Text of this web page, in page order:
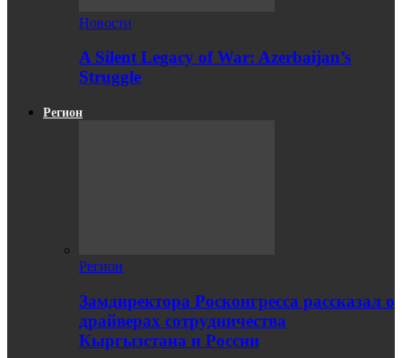
Новости
A Silent Legacy of War: Azerbaijan’s
Struggle
Регион
Регион
Замдиректора Росконгресса рассказал о
драйверах сотрудничества
Кыргызстана и России